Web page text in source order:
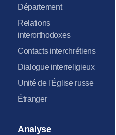
Département
Relations
interorthodoxes
Contacts interchrétiens
Dialogue interreligieux
Unité de l'Église russe
Étranger
Analyse